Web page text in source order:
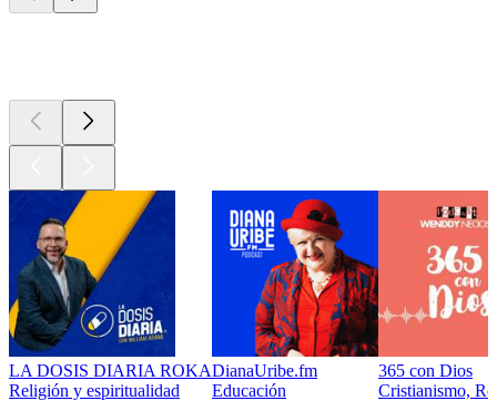
LA DOSIS DIARIA ROKA
Religión y espiritualidad
DianaUribe.fm
Educación
365 con Dios
Cristianismo,